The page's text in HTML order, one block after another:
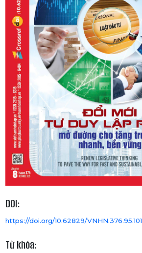
DOI:
https://doi.org/10.62829/VNHN.376.95.101
Từ khóa: